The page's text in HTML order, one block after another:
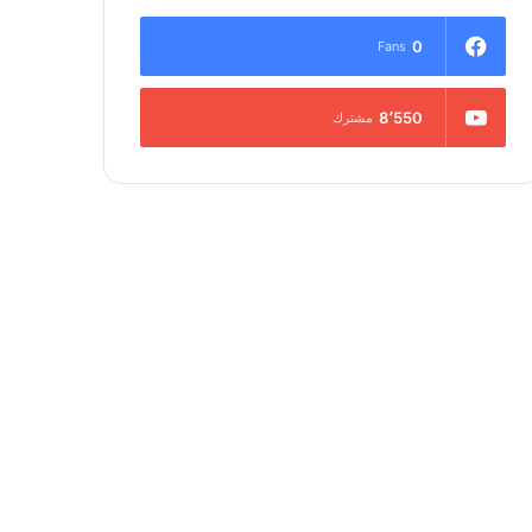
0
Fans
8٬550 مشترك